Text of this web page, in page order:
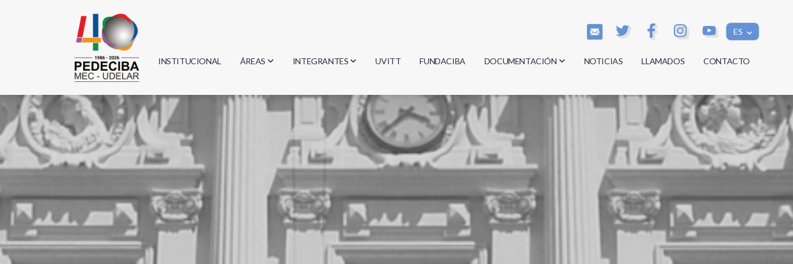
ES
INSTITUCIONAL ÁREAS
Biología
Informática
Matemática
INTEGRANTES
Investigadores
Estudiantes
Egresados
UVITT FUNDACIBA DOCUMENTACIÓN
Actas
Reglamentos
Documentos
NOTICIAS LLAMADOS CONTACTO